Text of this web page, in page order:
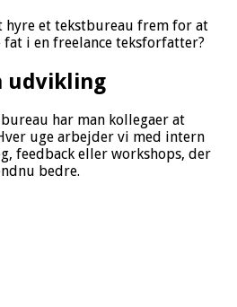
hyre et tekstbureau frem for at
i en freelance teksforfatter?
udvikling
har man kollegaer at
uge arbejder vi med intern
feedback eller workshops, der
bedre.